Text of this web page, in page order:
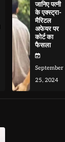
जानिए पत्नी
के एक्स्ट्रा-
मैरिटल
अफेयर पर
कोर्ट का
फैसला
September
25, 2024